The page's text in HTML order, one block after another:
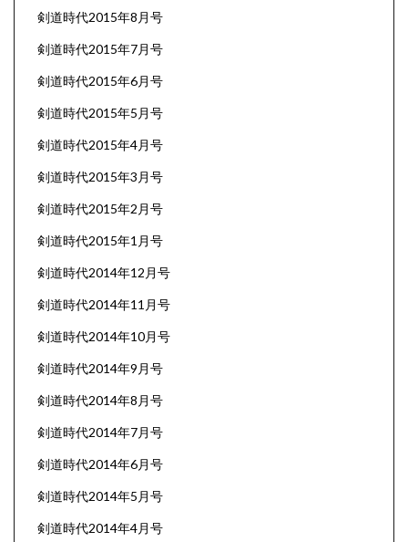
剣道時代2015年8月号
剣道時代2015年7月号
剣道時代2015年6月号
剣道時代2015年5月号
剣道時代2015年4月号
剣道時代2015年3月号
剣道時代2015年2月号
剣道時代2015年1月号
剣道時代2014年12月号
剣道時代2014年11月号
剣道時代2014年10月号
剣道時代2014年9月号
剣道時代2014年8月号
剣道時代2014年7月号
剣道時代2014年6月号
剣道時代2014年5月号
剣道時代2014年4月号